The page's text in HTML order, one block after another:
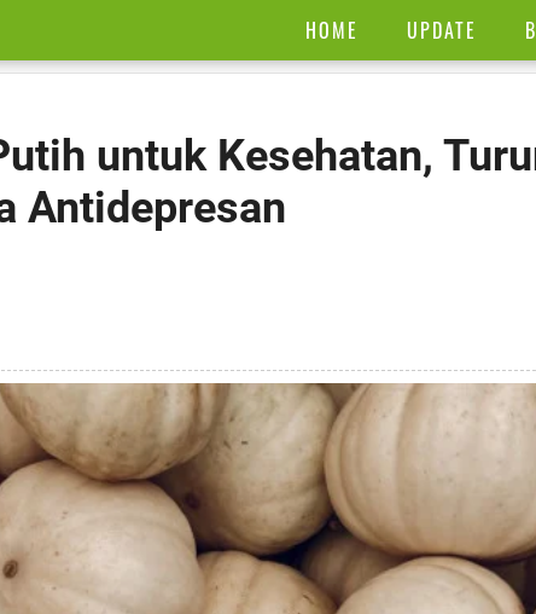
HOME UPDATE
untuk Kesehatan,
Antidepresan